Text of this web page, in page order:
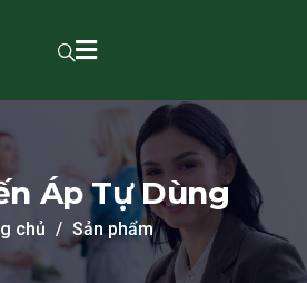
Áp Tự Dùng
chủ Sản phẩm